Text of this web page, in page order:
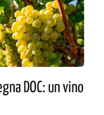
DOC: un vino